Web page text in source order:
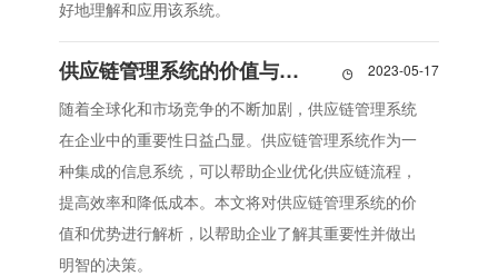
好地理解和应用该系统。
供应链管理系统的价值与优势解析 2023-05-17
随着全球化和市场竞争的不断加剧，供应链管理系统
在企业中的重要性日益凸显。供应链管理系统作为一
种集成的信息系统，可以帮助企业优化供应链流程，
提高效率和降低成本。本文将对供应链管理系统的价
值和优势进行解析，以帮助企业了解其重要性并做出
明智的决策。